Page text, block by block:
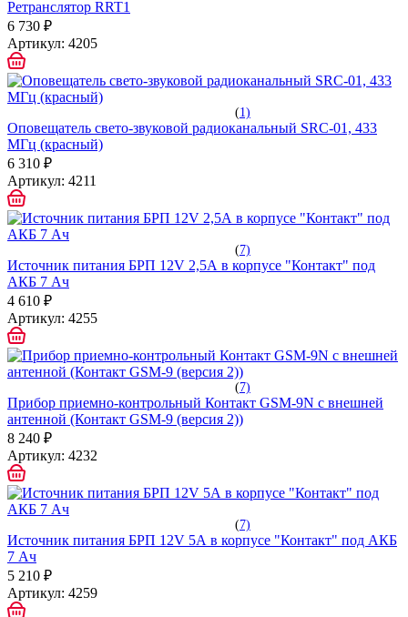
Ретранслятор RRT1
6 730 ₽
Артикул: 4205
(1)
Оповещатель свето-звуковой радиоканальный SRC-01, 433
МГц (красный)
6 310 ₽
Артикул: 4211
(7)
Источник питания БРП 12V 2,5А в корпусе "Контакт" под
АКБ 7 Aч
4 610 ₽
Артикул: 4255
(7)
Прибор приемно-контрольный Контакт GSM-9N с внешней
антенной (Контакт GSM-9 (версия 2))
8 240 ₽
Артикул: 4232
(7)
Источник питания БРП 12V 5А в корпусе "Контакт" под АКБ
7 Ач
5 210 ₽
Артикул: 4259